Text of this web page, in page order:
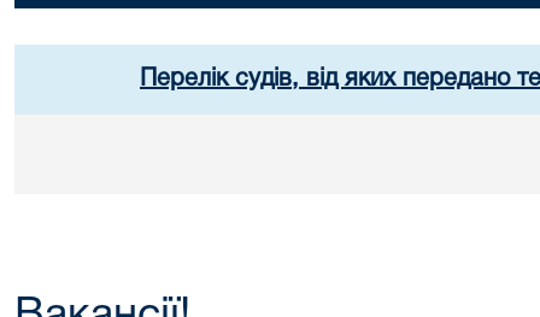
Перелік судів, від яких передано